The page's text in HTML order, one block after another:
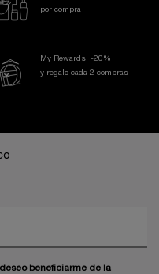
por compra
My Rewards: -20%
y regalo cada 2 compras
beneficiarme de la